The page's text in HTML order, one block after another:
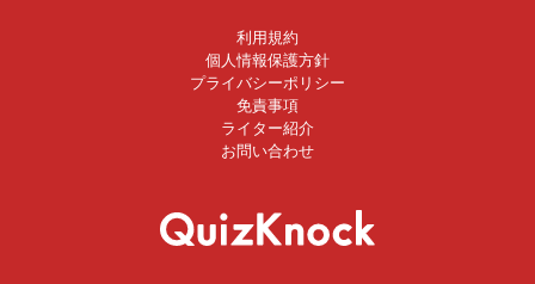
利用規約
個人情報保護方針
プライバシーポリシー
免責事項
ライター紹介
お問い合わせ